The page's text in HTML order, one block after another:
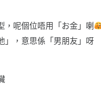
呢個位唔用「お金」喇
，意思係「男朋友」呀